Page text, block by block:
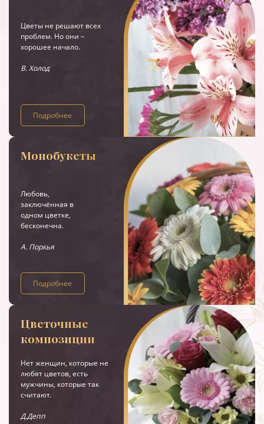
Цветы не решают всех
проблем. Но они –
хорошее начало.
В. Холод
Подробнее
Монобукеты
Любовь,
заключённая в
одном цветке,
бесконечна.
А. Поркья
Подробнее
Цветочные
композиции
Нет женщин, которые не
любят цветов, есть
мужчины, которые так
считают.
Д.Депп